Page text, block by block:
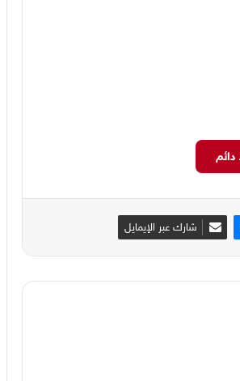
دائم
شارك عبر الإيمايل